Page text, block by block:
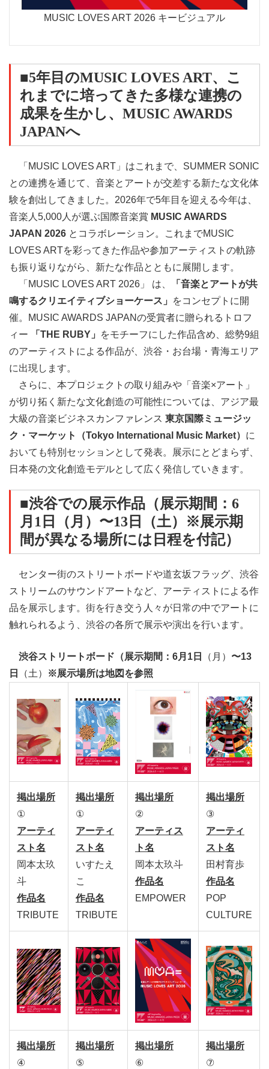
MUSIC LOVES ART 2026 キービジュアル
■5年目のMUSIC LOVES ART、こ
れまでに培ってきた多様な連携の
成果を生かし、MUSIC AWARDS
JAPANへ
「MUSIC LOVES ART」はこれまで、SUMMER SONIC
との連携を通じて、音楽とアートが交差する新たな文化体
験を創出してきました。2026年で5年目を迎える今年は、
音楽人5,000人が選ぶ国際音楽賞 MUSIC AWARDS
JAPAN 2026 とコラボレーション。これまでMUSIC
LOVES ARTを彩ってきた作品や参加アーティストの軌跡
も振り返りながら、新たな作品とともに展開します。
「MUSIC LOVES ART 2026」 は、
「音楽とアートが共
鳴するクリエイティブショーケース」
をコンセプトに開
催。MUSIC AWARDS JAPANの受賞者に贈られるトロフ
ィー
「THE RUBY」
をモチーフにした作品含め、総勢9組
のアーティストによる作品が、渋谷・お台場・青海エリア
に出現します。
さらに、本プロジェクトの取り組みや「音楽×アート」
が切り拓く新たな文化創造の可能性については、アジア最
大級の音楽ビジネスカンファレンス 東京国際ミュージッ
ク・マーケット（Tokyo International Music Market） に
おいても特別セッションとして発表。展示にとどまらず、
日本発の文化創造モデルとして広く発信していきます。
■渋谷での展示作品（展示期間：6
月1日
（月） 〜13日 （土）
※展示期
間が異なる場所には日程を付記）
センター街のストリートボードや道玄坂フラッグ、渋谷
ストリームのサウンドアートなど、アーティストによる作
品を展示します。街を行き交う人々が日常の中でアートに
触れられるよう、渋谷の各所で展示や演出を行います。
渋谷ストリートボード（展示期間：6月1日 （月） 〜13
日
（土） ※展示場所は地図を参照
掲出場所
①
アーティ
スト名
岡本太玖
斗
作品名
TRIBUTE
掲出場所
①
アーティ
スト名
いすたえ
こ
作品名
TRIBUTE
掲出場所
②
アーティス
ト名
岡本太玖斗
作品名
EMPOWER
掲出場所
③
アーティ
スト名
田村育歩
作品名
POP
CULTURE
掲出場所
④
掲出場所
⑤
掲出場所
⑥
掲出場所
⑦